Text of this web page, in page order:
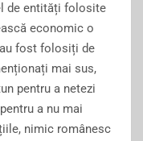
de entități folosite
economic o
fost folosiți de
mai sus,
pentru a netezi
a nu mai
nimic românesc